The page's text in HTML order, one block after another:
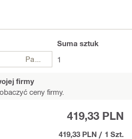
Suma sztuk
1
firmy
ceny firmy.
419,33 PLN
419,33 PLN / 1 Szt.